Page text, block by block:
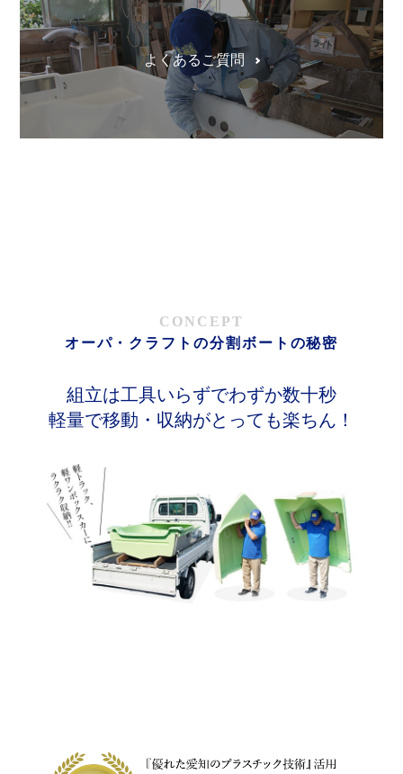
よくあるご質問
CONCEPT
オーパ・クラフトの分割ボートの秘密
組立は工具いらずでわずか数十秒
軽量で移動・収納がとっても楽ちん！